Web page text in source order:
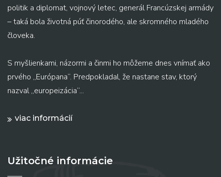
politik a diplomat, vojnový letec, generál Francúzskej armády
– taká bola životná púť činorodého, ale skromného mladého
človeka.
S myšlienkami, názormi a činmi ho môžeme dnes vnímať ako
prvého „Európana“. Predpokladal, že nastane stav, ktorý
nazval „europeizácia“...
viac informácií
Užitočné informácie